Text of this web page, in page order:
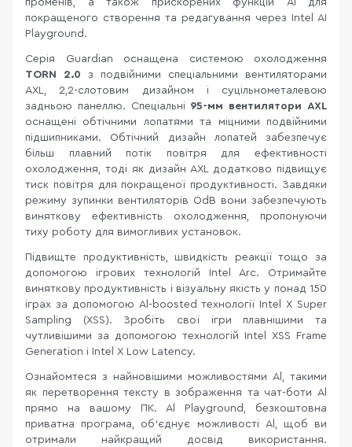
променів, а також прискорених функцій AI для
покращеного створення та редагування через Intel AI
Playground.
Серія Guardian оснащена системою охолодження
TORN 2.0 з подвійними спеціальними вентиляторами
AXL, 2,2-слотовим дизайном і суцільнометалевою
задньою панеллю. Спеціальні 95-мм вентилятори AXL
оснащені обтічними лопатями та міцними подвійними
підшипниками. Обтічний дизайн лопатей забезпечує
більш плавний потік повітря для ефективності
охолодження, тоді як дизайн AXL додатково підвищує
тиск повітря для покращеної продуктивності. Завдяки
режиму зупинки вентиляторів OdB вони забезпечують
виняткову ефективність охолодження, пропонуючи
тиху роботу для вимогливих установок.
Підвищте продуктивність, швидкість реакції тощо за
допомогою ігрових технологій Intel Arc. Отримайте
виняткову продуктивність і візуальну якість у понад 150
іграх за допомогою Al-boosted технології Intel X Super
Sampling (XSS). Зробіть свої ігри плавнішими та
чутливішими за допомогою технологій Intel XSS Frame
Generation і Intel X Low Latency.
Ознайомтеся з найновішими можливостями Al, такими
як перетворення тексту в зображення та чат-боти Al
прямо на вашому ПК. Al Playground, безкоштовна
приватна програма, об’єднує можливості Al, щоб ви
отримали найкращий досвід використання.